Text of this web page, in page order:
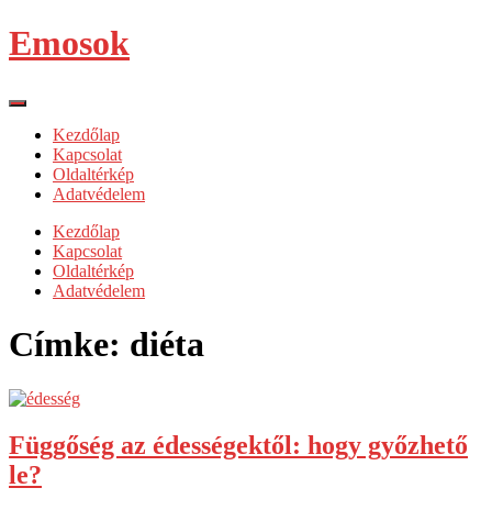
Emosok
Kezdőlap
Kapcsolat
Oldaltérkép
Adatvédelem
Kezdőlap
Kapcsolat
Oldaltérkép
Adatvédelem
Címke: diéta
Függőség az édességektől: hogy győzhető
le?